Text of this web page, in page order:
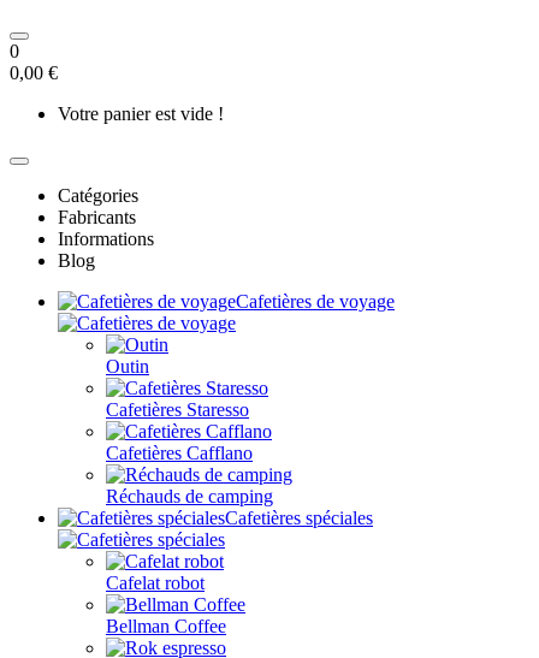
0
0,00 €
Votre panier est vide !
Catégories
Fabricants
Informations
Blog
Cafetières de voyage
Outin
Cafetières Staresso
Cafetières Cafflano
Réchauds de camping
Cafetières spéciales
Cafelat robot
Bellman Coffee